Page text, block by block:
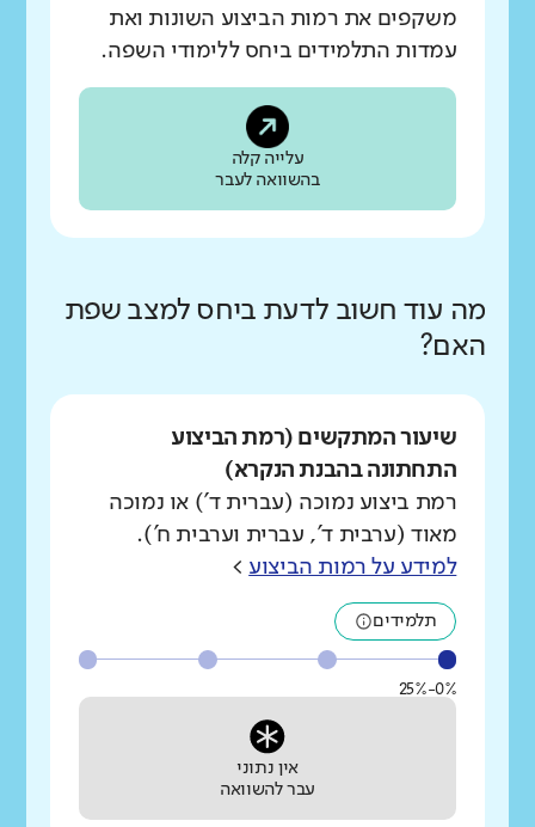
משקפים את רמות הביצוע השונות ואת
עמדות התלמידים ביחס ללימודי השפה.
עלייה קלה
בהשוואה לעבר
מה עוד חשוב לדעת ביחס למצב שפת
האם?
שיעור המתקשים (רמת הביצוע
התחתונה בהבנת הנקרא)
רמת ביצוע נמוכה (עברית ד') או נמוכה
מאוד (ערבית ד', עברית וערבית ח').
למידע על רמות הביצוע >
תלמידים
0%-25%
אין נתוני
עבר להשוואה